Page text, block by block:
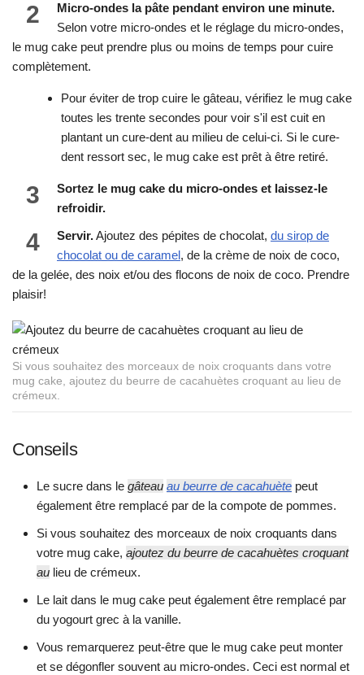
2
Micro-ondes la pâte pendant environ une minute.
Selon votre micro-ondes et le réglage du micro-ondes,
le mug cake peut prendre plus ou moins de temps pour cuire
complètement.
Pour éviter de trop cuire le gâteau, vérifiez le mug cake
toutes les trente secondes pour voir s'il est cuit en
plantant un cure-dent au milieu de celui-ci. Si le cure-
dent ressort sec, le mug cake est prêt à être retiré.
3
Sortez le mug cake du micro-ondes et laissez-le
refroidir.
4 Servir.Ajoutez des pépites de chocolat, du sirop de
chocolat ou de caramel, de la crème de noix de coco,
de la gelée, des noix et/ou des flocons de noix de coco. Prendre
plaisir!
Si vous souhaitez des morceaux de noix croquants dans votre
mug cake, ajoutez du beurre de cacahuètes croquant au lieu de
crémeux.
Conseils
Le sucre dans le gâteau au beurre de cacahuète peut
également être remplacé par de la compote de pommes.
Si vous souhaitez des morceaux de noix croquants dans
votre mug cake, ajoutez du beurre de cacahuètes croquant
au lieu de crémeux.
Le lait dans le mug cake peut également être remplacé par
du yogourt grec à la vanille.
Vous remarquerez peut-être que le mug cake peut monter
et se dégonfler souvent au micro-ondes. Ceci est normal et